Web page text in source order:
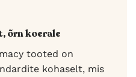
õrn koerale
tooted on
kohaselt, mis